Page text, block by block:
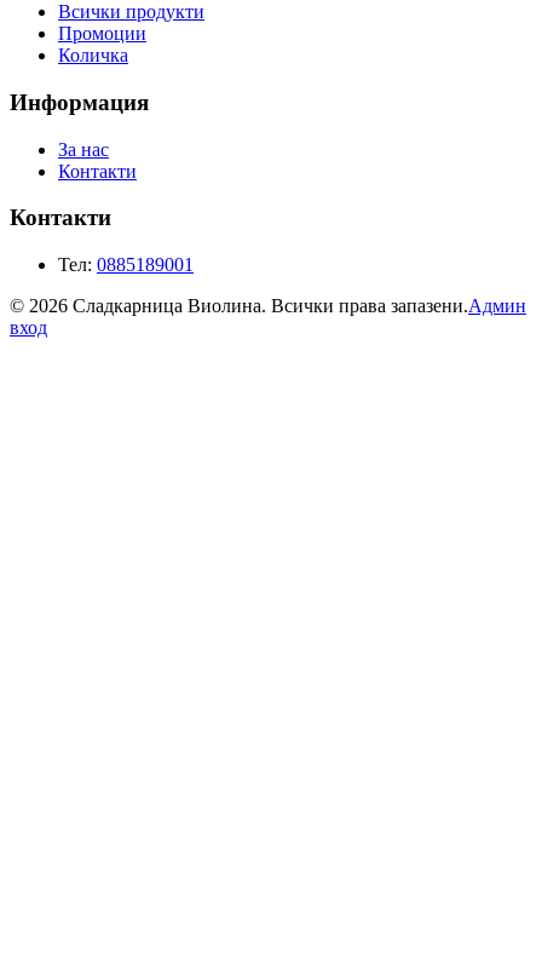
Всички продукти
Промоции
Количка
Информация
За нас
Контакти
Контакти
Тел: 0885189001
© 2026 Сладкарница Виолина. Всички права запазени.Админ
вход